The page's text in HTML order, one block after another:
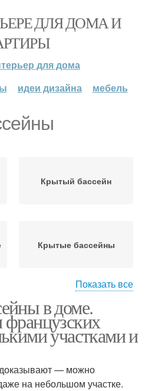
ДЛЯ ДОМА И
для дома
идеи дизайна мебель
Крытый бассейн
Крытые бассейны
Стационарный бассейн
Бассейн во дворе
Показать все
в доме.
участками и
— можно
на небольшом участке.